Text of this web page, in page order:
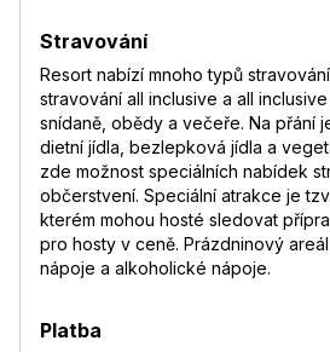
Stravování
Resort nabízí mnoho typů
stravování all inclusive a all
snídaně, obědy a večeře. Na přání
dietní jídla, bezlepková jídla a
zde možnost speciálních nabídek
občerstvení. Speciální atrakce je
kterém mohou hosté sledovat
pro hosty v ceně. Prázdninový
nápoje a alkoholické nápoje.
Platba